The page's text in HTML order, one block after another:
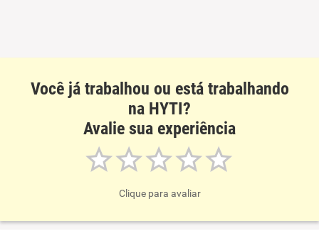
Você já trabalhou ou está trabalhando
na HYTI?
Avalie sua experiência
Clique para avaliar